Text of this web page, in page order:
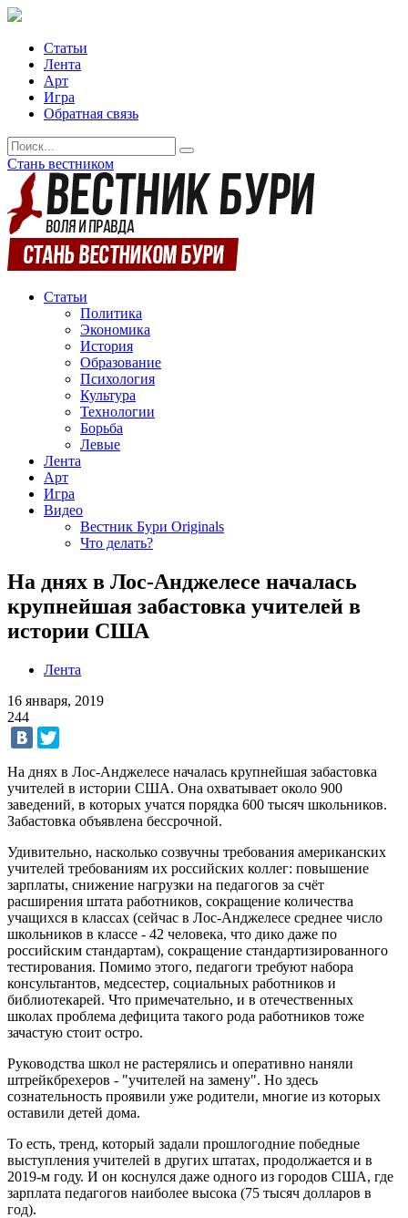
Статьи
Лента
Арт
Игра
Обратная связь
Стань вестником
Статьи
Политика
Экономика
История
Образование
Психология
Культура
Технологии
Борьба
Левые
Лента
Арт
Игра
Видео
Вестник Бури Originals
Что делать?
На днях в Лос-Анджелесе началась
крупнейшая забастовка учителей в
истории США
Лента
16 января, 2019
244
На днях в Лос-Анджелесе началась крупнейшая забастовка
учителей в истории США. Она охватывает около 900
заведений, в которых учатся порядка 600 тысяч школьников.
Забастовка объявлена бессрочной.
Удивительно, насколько созвучны требования американских
учителей требованиям их российских коллег: повышение
зарплаты, снижение нагрузки на педагогов за счёт
расширения штата работников, сокращение количества
учащихся в классах (сейчас в Лос-Анджелесе среднее число
школьников в классе - 42 человека, что дико даже по
российским стандартам), сокращение стандартизированного
тестирования. Помимо этого, педагоги требуют набора
консультантов, медсестер, социальных работников и
библиотекарей. Что примечательно, и в отечественных
школах проблема дефицита такого рода работников тоже
зачастую стоит остро.
Руководства школ не растерялись и оперативно наняли
штрейкбрехеров - "учителей на замену". Но здесь
сознательность проявили уже родители, многие из которых
оставили детей дома.
То есть, тренд, который задали прошлогодние победные
выступления учителей в других штатах, продолжается и в
2019-м году. И он коснулся даже одного из городов США, где
зарплата педагогов наиболее высока (75 тысяч долларов в
год).